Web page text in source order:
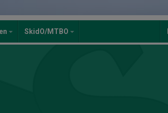
SkidO/MTBO